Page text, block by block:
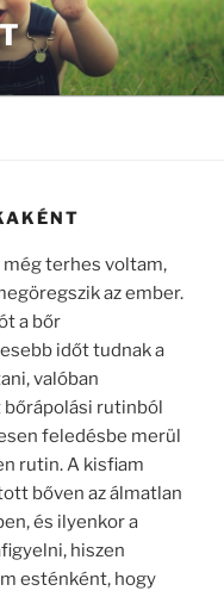
még terhes voltam,
az ember.
a bőr
időt tudnak a
valóban
rutinból
feledésbe merül
rutin. A kisfiam
bőven az álmatlan
és ilyenkor a
hiszen
esténként, hogy